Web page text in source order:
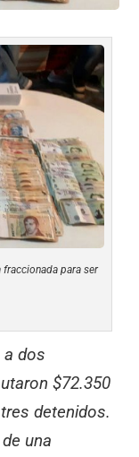
fraccionada para ser
a dos
$72.350
detenidos.
una